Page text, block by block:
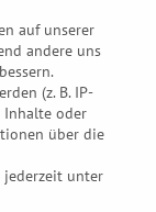
auf unserer
andere uns
(z. B. IP-
Inhalte oder
über die
jederzeit unter